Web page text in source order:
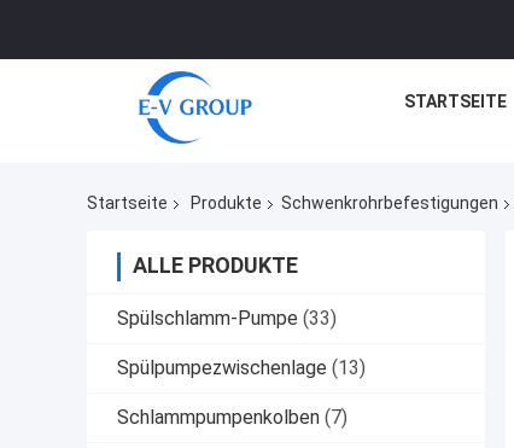
STARTSEITE
Startseite Produkte Schwenkrohrbefestigungen
ALLE PRODUKTE
Spülschlamm-Pumpe (33)
Spülpumpezwischenlage (13)
Schlammpumpenkolben (7)